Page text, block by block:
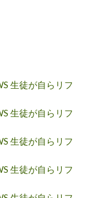
生徒が自らリフ
生徒が自らリフ
生徒が自らリフ
生徒が自らリフ